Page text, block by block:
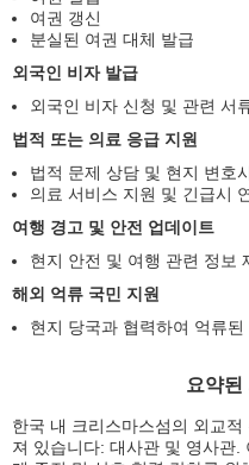
여권 갱신
분실된 여권 대체 발급
외국인 비자 발급
외국인 비자 신청 및 관련 서
법적 또는 의료 응급 지원
법적 문제 상담 및 현지 변호
의료 서비스 지원 및 긴급시
여행 경고 및 안전 업데이트
현지 안전 및 여행 관련 정보
해외 억류 국민 지원
현지 당국과 협력하여 억류된
요약된
한국 내 크리스마스섬의 외교
져 있습니다: 대사관 및 영사관